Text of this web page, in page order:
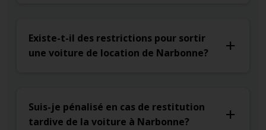
Existe-t-il des restrictions pour sortir
une voiture de location de Narbonne?
Suis-je pénalisé en cas de restitution
tardive de la voiture à Narbonne?